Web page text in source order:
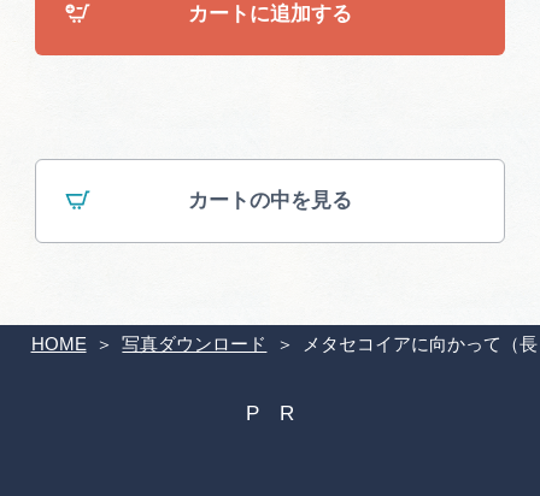
HOME 写真ダウンロード メタセコイアに向かって（
カートに追加する
カートの中を見る